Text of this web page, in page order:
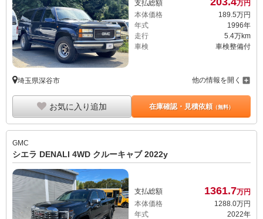
支払総額
万円
本体価格
189.5万円
年式
1996年
走行
5.4万km
車検
車検整備付
埼玉県深谷市 他の情報を開く
お気に入り追加 在庫確認・見積依頼（無料）
GMC
シエラ DENALI 4WD クルーキャブ 2022y
支払総額 1361.7万円
本体価格
1288. 0万円
年式
2022年